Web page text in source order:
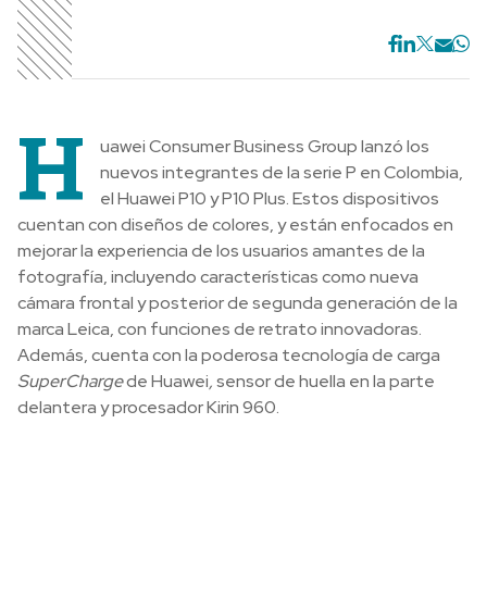
H
uawei Consumer Business Group lanzó los
nuevos integrantes de la serie P en Colombia,
el Huawei P10 y P10 Plus. Estos dispositivos
cuentan con diseños de colores, y están enfocados en
mejorar la experiencia de los usuarios amantes de la
fotografía, incluyendo características como nueva
cámara frontal y posterior de segunda generación de la
marca Leica, con funciones de retrato innovadoras.
Además, cuenta con la poderosa tecnología de carga
SuperChargede Huawei,sensor de huella en la parte
delantera y procesador Kirin 960.